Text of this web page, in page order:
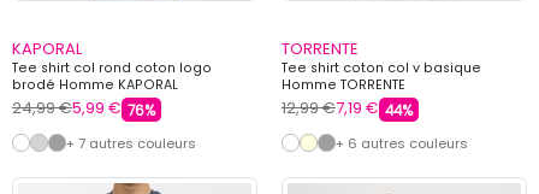
KAPORAL
Tee shirt col rond coton logo
brodé Homme KAPORAL
24,99 €5,99 € 76%
+ 7 autres couleurs
TORRENTE
Tee shirt coton col v basique
Homme TORRENTE
12,99 €7,19 € 44%
+ 6 autres couleurs